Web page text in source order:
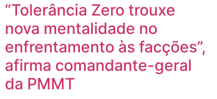
“Tolerância Zero trouxe
nova mentalidade no
enfrentamento às facções”,
afirma comandante-geral
da PMMT